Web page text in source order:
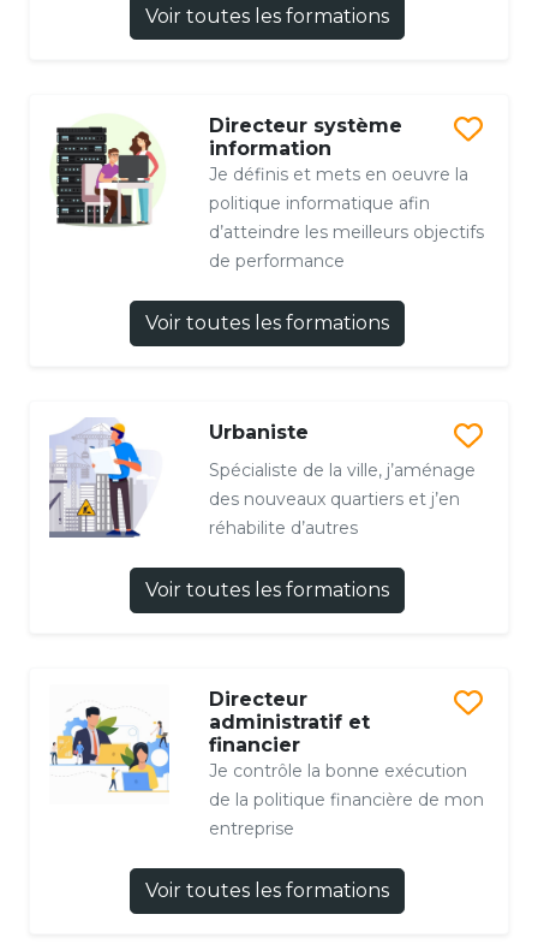
Voir toutes les formations
Directeur système
information
Je définis et mets en oeuvre la
politique informatique afin
d’atteindre les meilleurs objectifs
de performance
Voir toutes les formations
Urbaniste
Spécialiste de la ville, j’aménage
des nouveaux quartiers et j’en
réhabilite d’autres
Voir toutes les formations
Directeur
administratif et
financier
Je contrôle la bonne exécution
de la politique financière de mon
entreprise
Voir toutes les formations